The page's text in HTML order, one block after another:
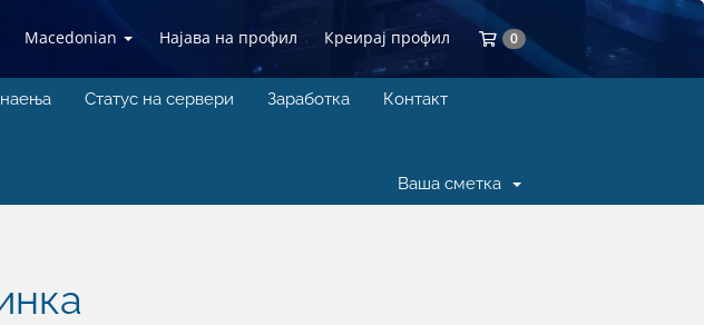
Macedonian Најава на профил Креирај профил 0 Потрошувачка
Статус на сервери Заработка Контакт
Ваша сметка